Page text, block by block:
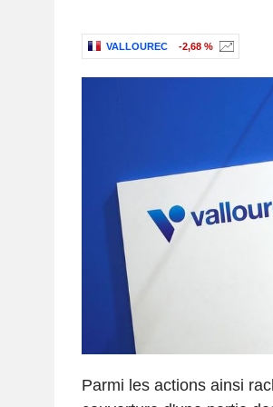
VALLOUREC -2,68 %
Parmi les actions ainsi